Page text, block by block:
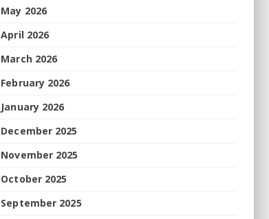
May 2026
April 2026
March 2026
February 2026
January 2026
December 2025
November 2025
October 2025
September 2025